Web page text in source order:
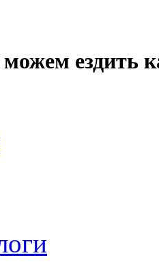
ездить